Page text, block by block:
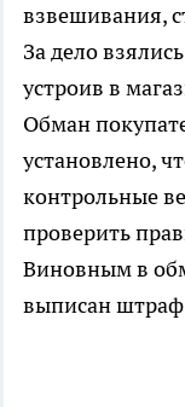
взвешивания,
За дело
устроив в
Обман
установлено,
контрольные
проверить
Виновным в
выписан